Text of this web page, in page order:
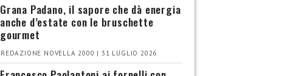
Grana Padano, il sapore che dà energia
anche d’estate con le bruschette
gourmet
REDAZIONE NOVELLA 2000 | 31 LUGLIO 2026